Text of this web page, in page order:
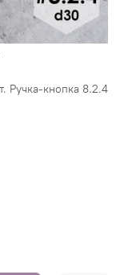
Ручка-кнопка 8.2.4